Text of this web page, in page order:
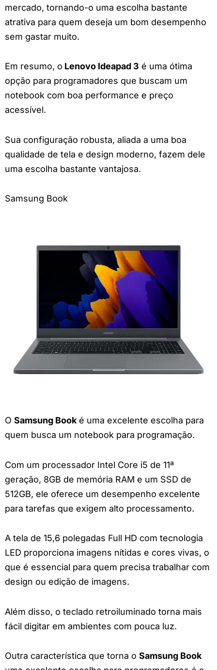
mercado, tornando-o uma escolha bastante
atrativa para quem deseja um bom desempenho
sem gastar muito.
Em resumo, o Lenovo Ideapad 3 é uma ótima
opção para programadores que buscam um
notebook com boa performance e preço
acessível.
Sua configuração robusta, aliada a uma boa
qualidade de tela e design moderno, fazem dele
uma escolha bastante vantajosa.
Samsung Book
O Samsung Book é uma excelente escolha para
quem busca um notebook para programação.
Com um processador Intel Core i5 de 11ª
geração, 8GB de memória RAM e um SSD de
512GB, ele oferece um desempenho excelente
para tarefas que exigem alto processamento.
A tela de 15,6 polegadas Full HD com tecnologia
LED proporciona imagens nítidas e cores vivas, o
que é essencial para quem precisa trabalhar com
design ou edição de imagens.
Além disso, o teclado retroiluminado torna mais
fácil digitar em ambientes com pouca luz.
Outra característica que torna o Samsung Book